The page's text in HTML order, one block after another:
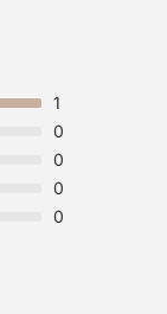
1
0
0
0
0